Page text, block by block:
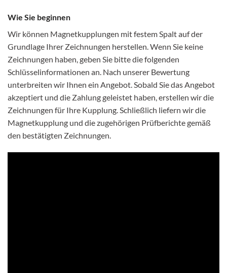
Wie Sie beginnen
Wir können Magnetkupplungen mit festem Spalt auf der
Grundlage Ihrer Zeichnungen herstellen. Wenn Sie keine
Zeichnungen haben, geben Sie bitte die folgenden
Schlüsselinformationen an. Nach unserer Bewertung
unterbreiten wir Ihnen ein Angebot. Sobald Sie das Angebot
akzeptiert und die Zahlung geleistet haben, erstellen wir die
Zeichnungen für Ihre Kupplung. Schließlich liefern wir die
Magnetkupplung und die zugehörigen Prüfberichte gemäß
den bestätigten Zeichnungen.